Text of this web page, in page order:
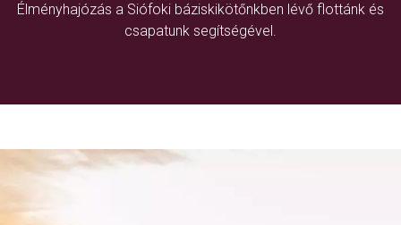
Élményhajózás a Siófoki báziskikötőnkben lévő flottánk és
csapatunk segítségével.